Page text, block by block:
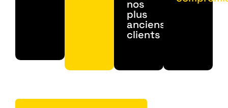
nos
plus
anciens
clients